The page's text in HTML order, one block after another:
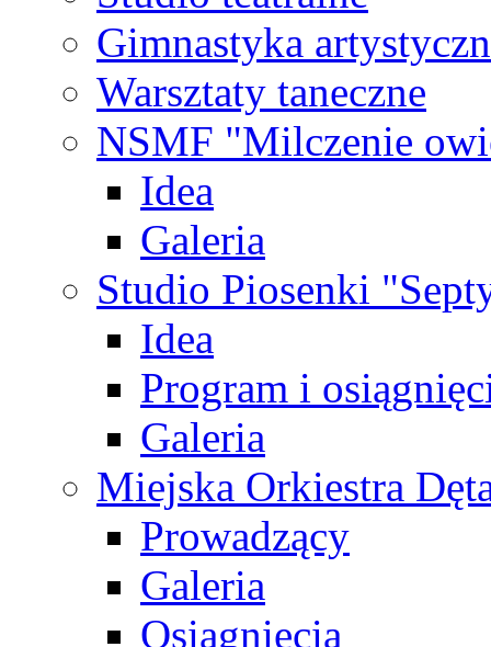
Gimnastyka
Warsztaty taneczne
NSMF "Milczenie
Idea
Galeria
Studio Piosenki
Idea
Program i
Galeria
Miejska Orkiestra
Prowadzący
Galeria
Osiągnięcia